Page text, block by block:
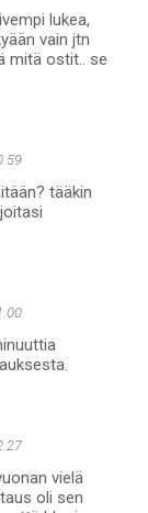
lukea,
vain jtn
mitä ostit.. se
tääkin
vielä
oli sen